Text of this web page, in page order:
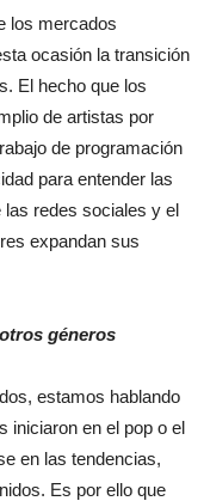
los mercados
ocasión la transición
El hecho que los
de artistas por
de programación
para entender las
las redes sociales y el
expandan sus
géneros
estamos hablando
iniciaron en el pop o el
en las tendencias,
Es por ello que